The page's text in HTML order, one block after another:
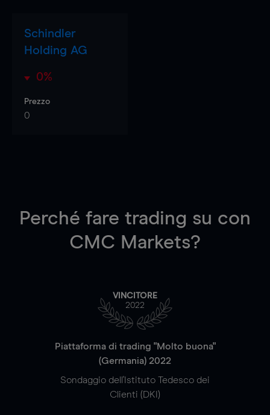
Schindler
Holding AG
0%
Prezzo
0
Perché fare trading su con
CMC Markets?
VINCITORE
2022
Piattaforma di trading "Molto buona"
(Germania) 2022
Sondaggio dell'Istituto Tedesco dei
Clienti (DKI)